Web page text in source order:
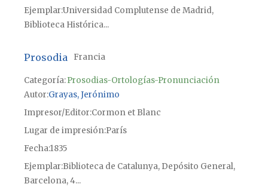
Ejemplar Universidad Complutense de Madrid,
Biblioteca Histórica...
Prosodia Francia
Categoría:Prosodias-Ortologías-Pronunciación
Autor Grayas, Jerónimo
Impresor/Editor Cormon et Blanc
Lugar de impresiónParís
Fecha1835
Ejemplar Biblioteca de Catalunya, Depósito General,
Barcelona, 4...